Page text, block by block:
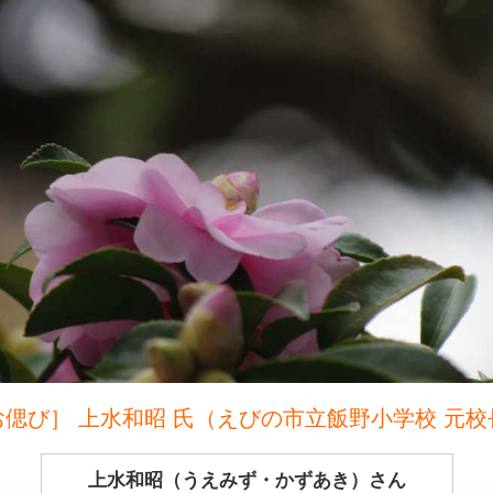
偲び］ 上水和昭 氏（えびの市立飯野小学校 元校
上水和昭（うえみず・かずあき）さん